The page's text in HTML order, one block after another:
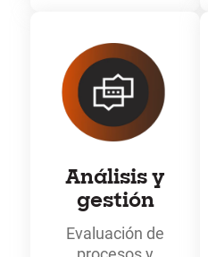
Análisis y
gestión
Evaluación de